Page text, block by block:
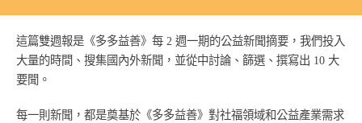
這篇雙週報是《多多益善》每 2 週一期的公益新聞摘要，我們投入
大量的時間、搜集國內外新聞，並從中討論、篩選、撰寫出 10 大
要聞。
每一則新聞，都是奠基於《多多益善》對社福領域和公益產業需求